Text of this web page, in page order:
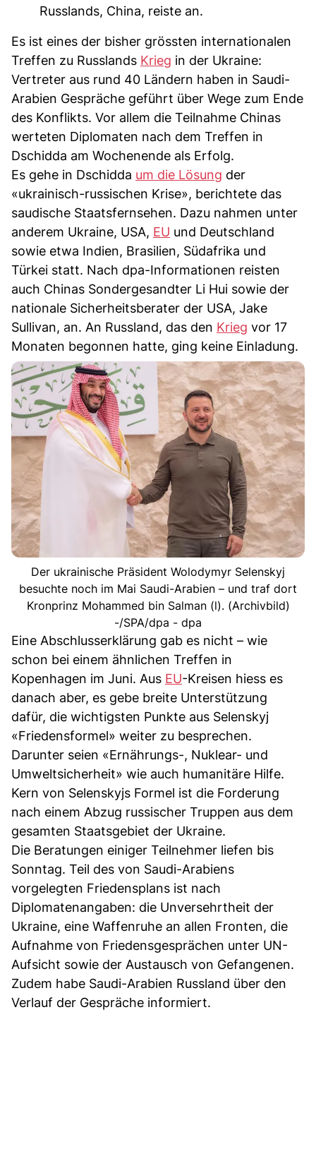
Russlands, China, reiste an.
Es ist eines der bisher grössten internationalen
Treffen zu Russlands Krieg in der Ukraine:
Vertreter aus rund 40 Ländern haben in Saudi-
Arabien Gespräche geführt über Wege zum Ende
des Konflikts. Vor allem die Teilnahme Chinas
werteten Diplomaten nach dem Treffen in
Dschidda am Wochenende als Erfolg.
Es gehe in Dschidda um die Lösung der
«ukrainisch-russischen Krise», berichtete das
saudische Staatsfernsehen. Dazu nahmen unter
anderem Ukraine, USA, EU und Deutschland
sowie etwa Indien, Brasilien, Südafrika und
Türkei statt. Nach dpa-Informationen reisten
auch Chinas Sondergesandter Li Hui sowie der
nationale Sicherheitsberater der USA, Jake
Sullivan, an. An Russland, das den Krieg vor 17
Monaten begonnen hatte, ging keine Einladung.
Der ukrainische Präsident Wolodymyr Selenskyj
besuchte noch im Mai Saudi-Arabien – und traf dort
Kronprinz Mohammed bin Salman (l). (Archivbild)
-/SPA/dpa - dpa
Eine Abschlusserklärung gab es nicht – wie
schon bei einem ähnlichen Treffen in
Kopenhagen im Juni. Aus EU-Kreisen hiess es
danach aber, es gebe breite Unterstützung
dafür, die wichtigsten Punkte aus Selenskyj
«Friedensformel» weiter zu besprechen.
Darunter seien «Ernährungs-, Nuklear- und
Umweltsicherheit» wie auch humanitäre Hilfe.
Kern von Selenskyjs Formel ist die Forderung
nach einem Abzug russischer Truppen aus dem
gesamten Staatsgebiet der Ukraine.
Die Beratungen einiger Teilnehmer liefen bis
Sonntag. Teil des von Saudi-Arabiens
vorgelegten Friedensplans ist nach
Diplomatenangaben: die Unversehrtheit der
Ukraine, eine Waffenruhe an allen Fronten, die
Aufnahme von Friedensgesprächen unter UN-
Aufsicht sowie der Austausch von Gefangenen.
Zudem habe Saudi-Arabien Russland über den
Verlauf der Gespräche informiert.